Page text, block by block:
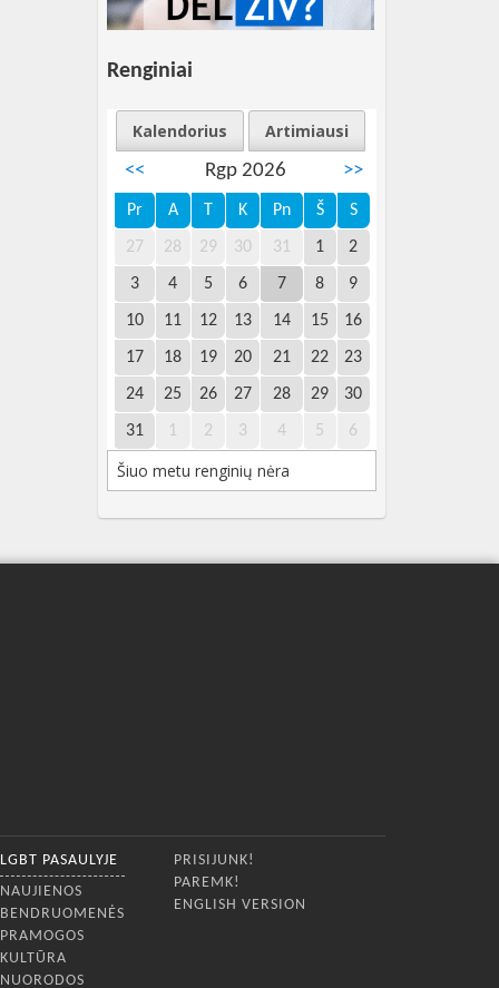
Renginiai
Kalendorius
Artimiausi
<<
Rgp 2026 >>
Pr A T K Pn Š S
27 28 29 30 31 1 2
3 4 5 6 7 8 9
10 11 12 13 14 15 16
17 18 19 20 21 22 23
24 25 26 27 28 29 30
31 1 2 3 4 5 6
Šiuo metu renginių nėra
LGBT PASAULYJE
NAUJIENOS
BENDRUOMENĖS
PRAMOGOS
KULTŪRA
NUORODOS
PRISIJUNK!
PAREMK!
ENGLISH VERSION